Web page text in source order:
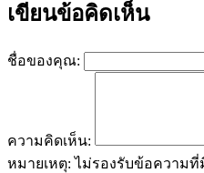
เขียนข้อคิดเห็น
ชื่อของคุณ:
ความคิดเห็น:
หมายเหตุ: ไม่รองรับข้อความที่